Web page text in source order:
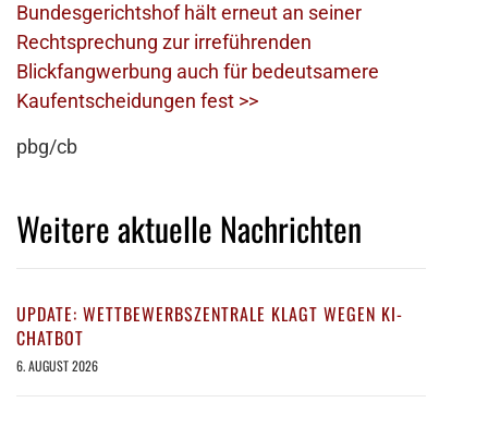
Bundesgerichtshof hält erneut an seiner
Rechtsprechung zur irreführenden
Blickfangwerbung auch für bedeutsamere
Kaufentscheidungen fest >>
pbg/cb
Weitere aktuelle Nachrichten
UPDATE: WETTBEWERBSZENTRALE KLAGT WEGEN KI-
CHATBOT
6. AUGUST 2026